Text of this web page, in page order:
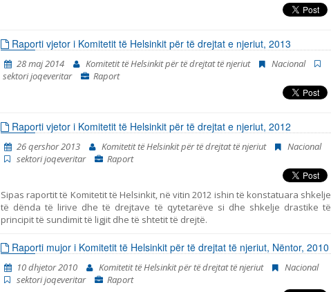
Raporti vjetor i Komitetit të Helsinkit për të drejtat e njeriut, 2013
28 maj 2014 Komitetit të Helsinkit për të drejtat të njeriut
Nacional
sektori joqeveritar
Raport
Raporti vjetor i Komitetit të Helsinkit për të drejtat e njeriut, 2012
26 qershor 2013 Komitetit të Helsinkit për të drejtat të njeriut
Nacional
sektori joqeveritar
Raport
Sipas raportit të Komitetit të Helsinkit, në vitin 2012 ishin të konstatuara shkelje
të dënda të lirive dhe të drejtave të qytetarëve si dhe shkelje drastike të
principit të sundimit të ligjit dhe të shtetit të drejtë.
Raporti mujor i Komitetit të Helsinkit për të drejtat të njeriut, Nëntor, 2010
10 dhjetor 2010 Komitetit të Helsinkit për të drejtat të njeriut
Nacional
sektori joqeveritar
Raport